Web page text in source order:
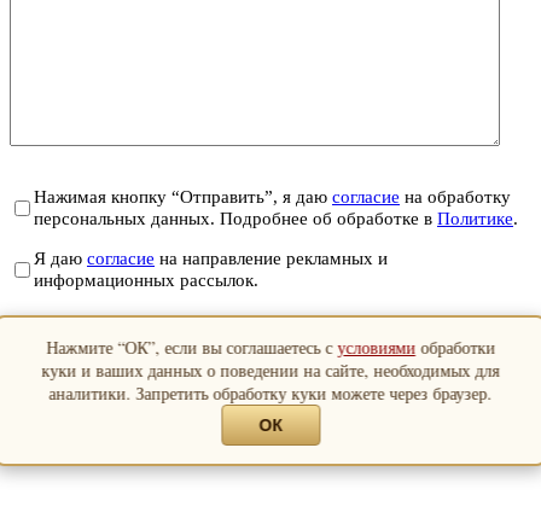
Нажимая кнопку “Отправить”, я даю согласие на обработку
персональных данных. Подробнее об обработке в Политике.
Я даю согласие на направление рекламных и
информационных рассылок.
Отправить
Закрыть
Нажмите “ОК”, если вы соглашаетесь сусловиями обработки
куки и ваших данных о поведении на сайте, необходимых для
аналитики. Запретить обработку куки можете через браузер.
ОК